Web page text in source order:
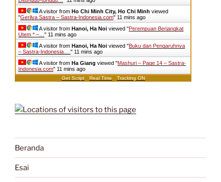
A visitor from Ho Chi Minh City, Ho Chi Minh viewed
"Gerilya Sastra – Sastra-Indonesia.com" 11 mins ago
A visitor from Hanoi, Ha Noi viewed "Perempuan Berjangkat
Utem * –… " 11 mins ago
A visitor from Hanoi, Ha Noi viewed "Buku dan Pengaruhnya
– Sastra-Indonesia.… " 11 mins ago
A visitor from Ha Giang viewed "Mashuri – Page 14 – Sastra-
Indonesia.com" 11 mins ago
Get Script Real Time Tracking ON
Beranda
Esai